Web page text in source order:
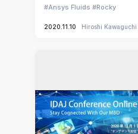
Ansys Fluids Rocky
2020.11.10 Hiroshi Kawaguchi